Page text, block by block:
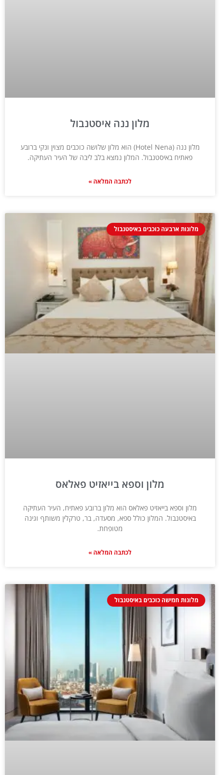
מלון ננה איסטנבול
מלון ננה (Hotel Nena) הוא מלון שלושה כוכבים מצוין ונקי ברובע
פאתיח באיסטנבול. המלון נמצא בלב ליבה של העיר העתיקה.
לכתבה המלאה »
מלונות ארבעה כוכבים באיסטנבול
מלון וספא בייאזיט פאלאס
מלון וספא בייאזיט פאלאס הוא מלון ברובע פאתיח, העיר העתיקה
באיסטנבול. המלון כולל ספא, מסעדה, בר, טרקלין משותף וגינה
מטופחת.
לכתבה המלאה »
מלונות חמישה כוכבים באיסטנבול